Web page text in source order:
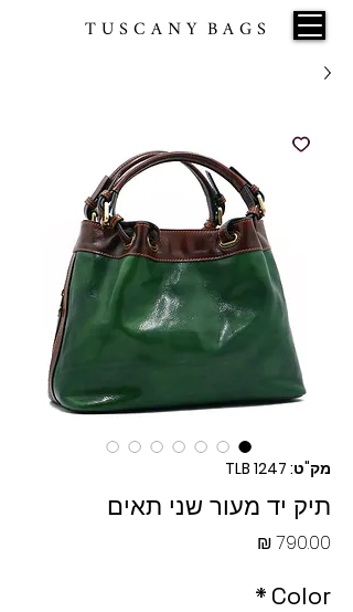
T U S C A N Y B A G S
מק"ט: TLB 1247
תיק יד מעור שני תאים
Color
*